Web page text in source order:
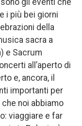
i più bei giorni
della
sacra a
e Sacrum
all’aperto di
e, ancora, il
importanti per
noi abbiamo
viaggiare e far